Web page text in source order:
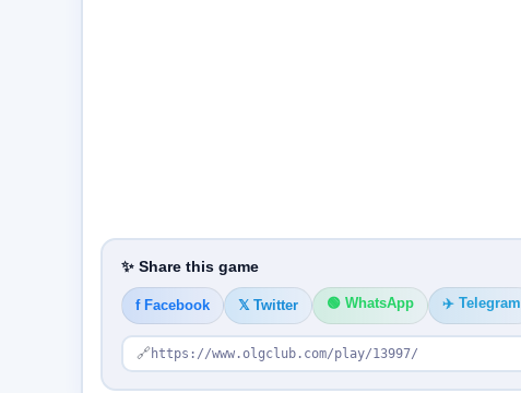
✨ Share this game
f Facebook 𝕏 Twitter 🟢 WhatsApp ✈️ Telegram
🔗 https://www.olgclub.com/play/13997/